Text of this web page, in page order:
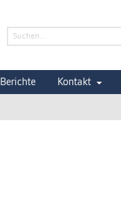
Berichte Kontakt